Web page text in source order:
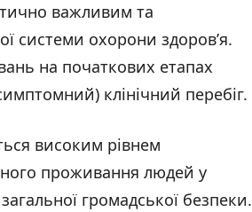
важливим та
системи охорони здоров’я.
на початкових етапах
клінічний перебіг.
високим рівнем
проживання людей у
громадської безпеки.